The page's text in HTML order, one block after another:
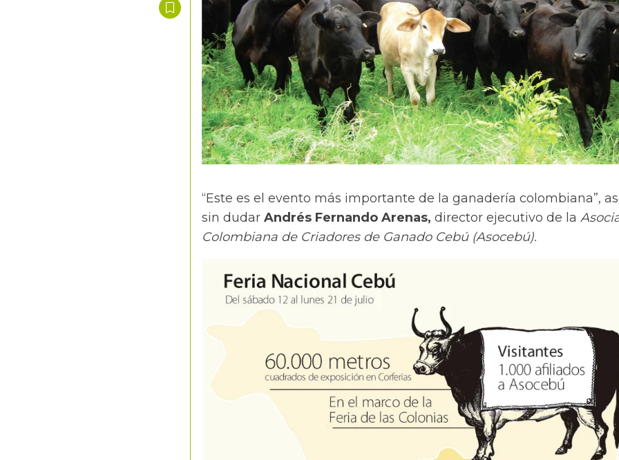
“Este es el evento más importante de la ganadería colombiana”,
sin dudar Andrés Fernando Arenas, director ejecutivo de la
Colombiana de Criadores de Ganado Cebú (Asocebú).